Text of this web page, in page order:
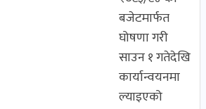
बजेटमार्फत
घोषणा गरी
साउन १ गतेदेखि
कार्यान्वयनमा
ल्याइएको